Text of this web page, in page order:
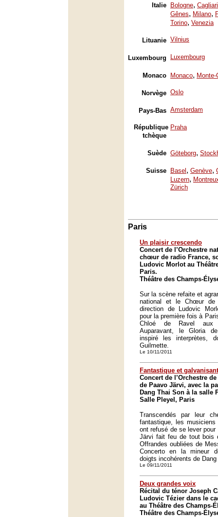
Italie Bologne, Cagliari
Gênes, Milano,
Torino, Venezia
Lituanie Vilnius
Luxembourg Luxembourg
Monaco Monaco, Monte-
Norvège Oslo
Pays-Bas Amsterdam
République
tchèque
Praha
Suède Göteborg,
Suisse Basel , Genève,
Luzern,
Zürich
Paris
Un plaisir crescendo
Concert de l’Orchestre
chœur de radio France,
Ludovic Morlot au
Paris.
Théâtre des Champs-
Sur la scène refaite et
national et le Chœur de
direction de Ludovic
pour la première fois à
Chloé de Ravel aux
Auparavant, le Gloria
inspiré les interprètes,
Guilmette.
Le 10/11/2011
Fantastique et galvanisant
Concert de l’Orchestre
de Paavo Järvi, avec la
Dang Thai Son à la salle
Salle Pleyel, Paris
Transcendés par leur
fantastique, les
ont refusé de se lever pour
Järvi fait feu de tout bois
Offrandes oubliées de
Concerto en la mineur
doigts incohérents de
Le 09/11/2011
Deux grandes voix
Récital du ténor Joseph
Ludovic Tézier dans le
au Théâtre des Champs-
Théâtre des Champs-